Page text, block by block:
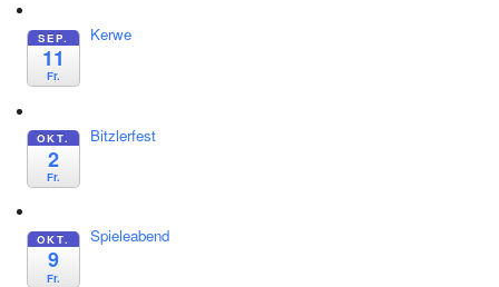
SEP.
11
Fr.
Kerwe
OKT.
2
Fr.
Bitzlerfest
OKT.
9
Fr.
Spieleabend